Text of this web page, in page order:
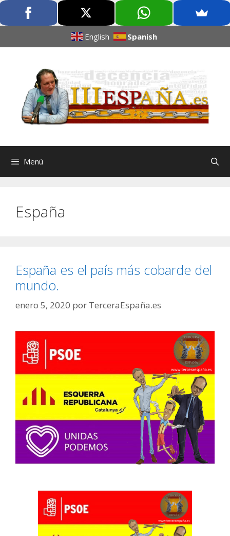
English Spanish
Menú
España
España es el país más cobarde del
mundo.
enero 5, 2020 por TerceraEspaña.es